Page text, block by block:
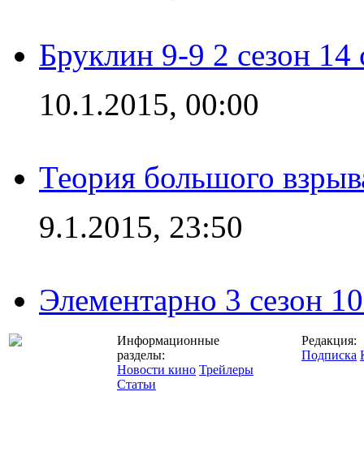
Бруклин 9-9 2 сезон 14
10.1.2015, 00:00
Теория большого
9.1.2015, 23:50
Элементарно 3 сезон
Информационные
разделы:
Новости кино Трейлеры
Статьи
Редакция:
Подписка